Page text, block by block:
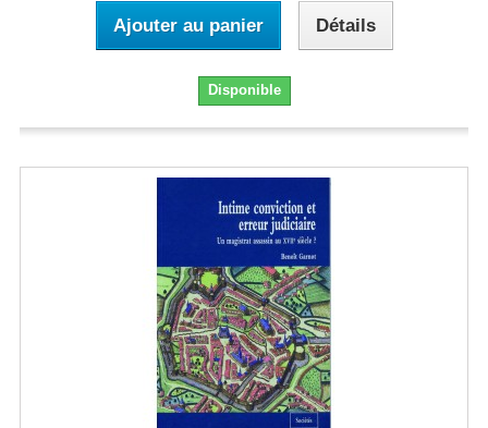
Ajouter au panier Détails
Disponible